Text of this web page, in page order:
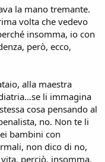
la mano tremante.
volta che vedevo
insomma, io con
però, ecco,
alla maestra
li immagina
cosa pensando al
no. Non te li
bambini con
non dico di no,
perciò, insomma,